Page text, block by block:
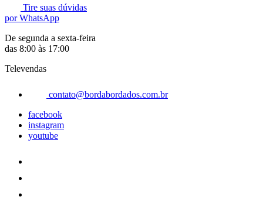
Tire suas dúvidas
por WhatsApp
De segunda a sexta-feira
das 8:00 às 17:00
Televendas
contato@bordabordados.com.br
facebook
instagram
youtube